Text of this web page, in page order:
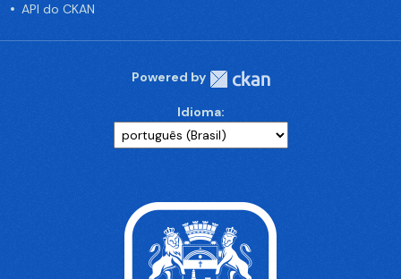
API do CKAN
Powered by
Idioma